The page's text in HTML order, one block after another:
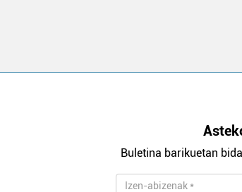
Buletina barikuetan